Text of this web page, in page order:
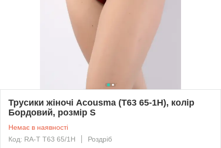
Трусики жіночі Acousma (T63 65-1H), колір
Бордовий, розмір S
Немає в наявності
Код: RA-Т T63 65/1H
Роздріб